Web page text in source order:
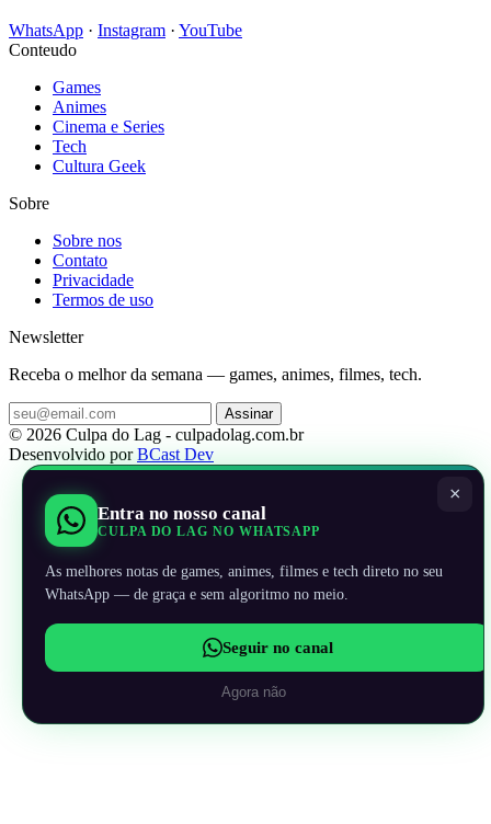
WhatsApp · Instagram · YouTube
Conteudo
Games
Animes
Cinema e Series
Tech
Cultura Geek
Sobre
Sobre nos
Contato
Privacidade
Termos de uso
Newsletter
Receba o melhor da semana — games, animes, filmes, tech.
Assinar
© 2026 Culpa do Lag - culpadolag.com.br
Desenvolvido porBCast Dev
×
Entra no nosso canal
CULPA DO LAG NO WHATSAPP
As melhores notas de games, animes, filmes e tech direto no seu
WhatsApp — de graça e sem algoritmo no meio.
Seguir no canal
Agora não